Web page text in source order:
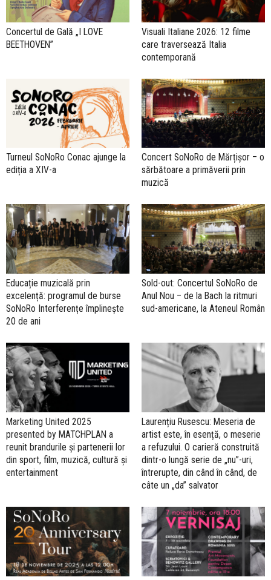
Concertul de Gală „I LOVE
BEETHOVEN”
Visuali Italiane 2026: 12 filme
care traversează Italia
contemporană
Turneul SoNoRo Conac ajunge la
ediția a XIV-a
Concert SoNoRo de Mărțișor – o
sărbătoare a primăverii prin
muzică
Educație muzicală prin
excelență: programul de burse
SoNoRo Interferențe împlinește
20 de ani
Sold-out: Concertul SoNoRo de
Anul Nou – de la Bach la ritmuri
sud-americane, la Ateneul Român
Marketing United 2025
presented by MATCHPLAN a
reunit brandurile și partenerii lor
din sport, film, muzică, cultură și
entertainment
Laurențiu Rusescu: Meseria de
artist este, în esență, o meserie
a refuzului. O carieră construită
dintr-o lungă serie de „nu”-uri,
întrerupte, din când în când, de
câte un „da” salvator